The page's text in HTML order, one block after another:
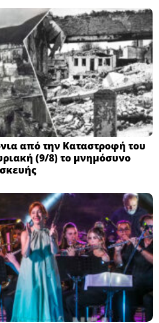
από την Καταστροφή του
(9/8) το μνημόσυνο